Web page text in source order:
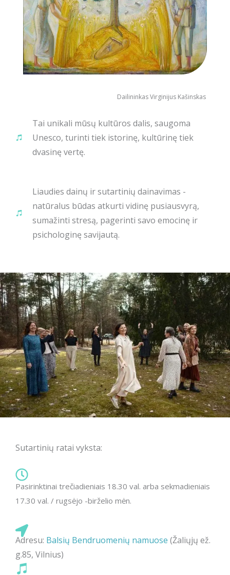
Dailininkas Virginijus Kašinskas
Tai unikali mūsų kultūros dalis, saugoma
Unesco, turinti tiek istorinę, kultūrinę tiek
dvasinę vertę.
Liaudies dainų ir sutartinių dainavimas -
natūralus būdas atkurti vidinę pusiausvyrą,
sumažinti stresą, pagerinti savo emocinę ir
psichologinę savijautą.
Sutartinių ratai vyksta:
Pasirinktinai trečiadieniais 18.30 val. arba sekmadieniais
17.30 val. / rugsėjo -birželio mėn.
Adresu: Balsių Bendruomenių namuose (Žaliųjų ež.
g.85, Vilnius)